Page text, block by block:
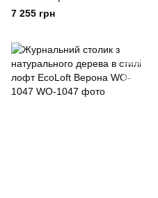
DSP-1053
7 255 грн